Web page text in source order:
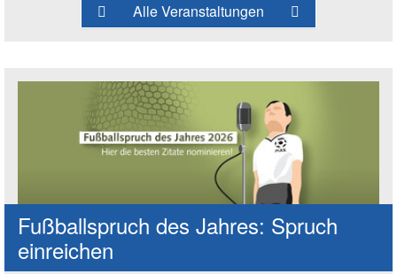
Alle Veranstaltungen
Fußballspruch des Jahres: Spruch
einreichen